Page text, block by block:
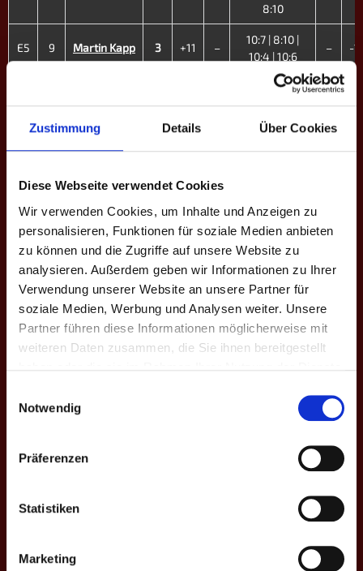
Zustimmung Details Über Cookies
Diese Webseite verwendet Cookies
Wir verwenden Cookies, um Inhalte und Anzeigen zu
personalisieren, Funktionen für soziale Medien anbieten
zu können und die Zugriffe auf unsere Website zu
analysieren. Außerdem geben wir Informationen zu Ihrer
Verwendung unserer Website an unsere Partner für
soziale Medien, Werbung und Analysen weiter. Unsere
Partner führen diese Informationen möglicherweise mit
weiteren Daten zusammen, die Sie ihnen bereitgestellt
Notwendig
Präferenzen
Statistiken
Marketing
8:10
E5 9 Martin Kapp 3 +11 –
10:7 | 8:10 |
10:4 | 10:6
– -11
Hellwege
9:10 | 8:10 |
9:10
–
E7 13
Helen
Hennemann
3 +3 – – -3
E8 14 Jana H. ♀ -8 –
9:10
DOPPEL-MATCHES
M # Spieler GP CD % Game-Scores %
Francesco
10:8 | 6:10 |
7
Hennemann
–
Martin Kapp